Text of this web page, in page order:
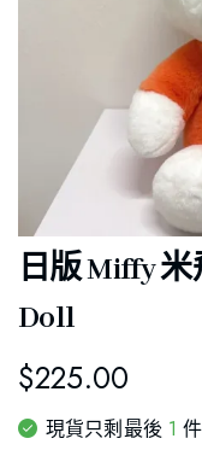
日版 Miffy
Doll
$225.00
現貨只剩最後 1